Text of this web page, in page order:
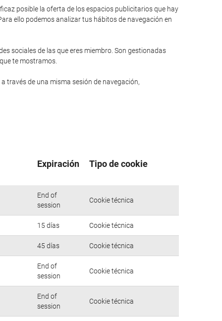
posible la oferta de los espacios publicitarios que hay
ello podemos analizar tus hábitos de navegación en
sociales de las que eres miembro. Son gestionadas
te mostramos.
través de una misma sesión de navegación,
Expiración Tipo de cookie
End of
session
Cookie técnica
15 días Cookie técnica
45 días Cookie técnica
End of
session
Cookie técnica
End of
session
Cookie técnica